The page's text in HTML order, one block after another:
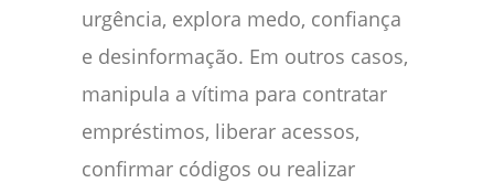
urgência, explora medo, confiança
e desinformação. Em outros casos,
manipula a vítima para contratar
empréstimos, liberar acessos,
confirmar códigos ou realizar